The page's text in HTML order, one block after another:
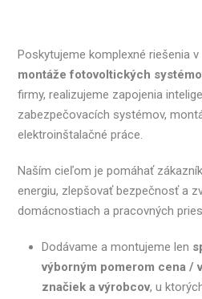
Poskytujeme komplexné riešenia
montáže fotovoltických
firmy, realizujeme zapojenia
zabezpečovacích systémov,
elektroinštalačné práce.
Naším cieľom je pomáhať
energiu, zlepšovať bezpečnosť a
domácnostiach a pracovných
Dodávame a montujeme len
výborným pomerom cena /
značiek a výrobcov, u